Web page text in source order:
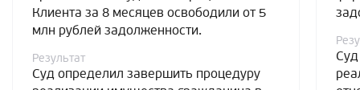
Клиента за 8 месяцев освободили от 5
млн рублей задолженности.
Результат
Суд определил завершить процедуру